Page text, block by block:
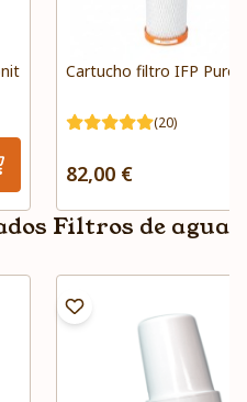
Cartucho filtro IFP Puro
(20)
82,00 €
Filtros de agua